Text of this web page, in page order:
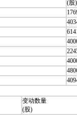
(股)
变动数量
(股)